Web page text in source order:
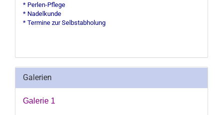
* Perlen-Pflege
* Nadelkunde
* Termine zur Selbstabholung
Galerien
Galerie 1